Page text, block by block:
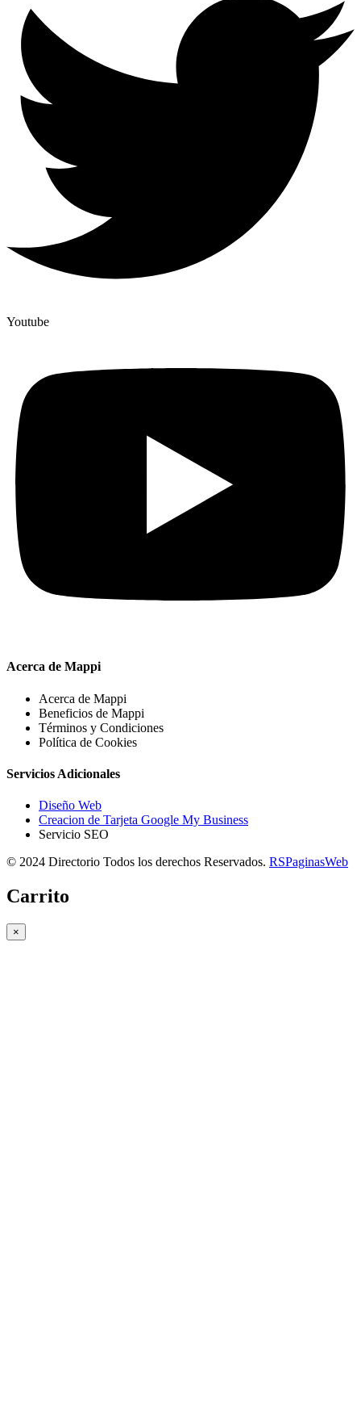
Youtube
Acerca de Mappi
Acerca de Mappi
Beneficios de Mappi
Términos y Condiciones
Política de Cookies
Servicios Adicionales
Diseño Web
Creacion de Tarjeta Google My Business
Servicio SEO
© 2024 Directorio Todos los derechos Reservados. RSPaginasWeb
Carrito
×